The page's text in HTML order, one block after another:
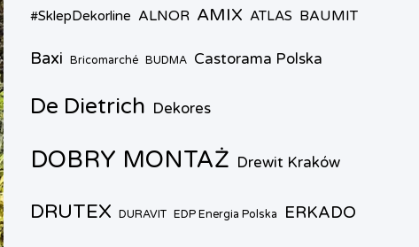
#SklepDekorline ALNOR AMIX ATLAS BAUMIT
Baxi Bricomarché BUDMA Castorama Polska
De Dietrich Dekores
DOBRY MONTAŻ Drewit Kraków
DRUTEX DURAVIT EDP Energia Polska ERKADO